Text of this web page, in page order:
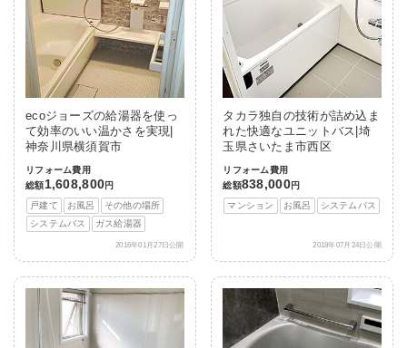
ecoジョーズの給湯器を使っ
て効率のいい温かさを実現|
神奈川県横須賀市
リフォーム費用
総額1,608,800円
戸建て
お風呂
その他の場所
システムバス
ガス給湯器
2016年01月27日公開
タカラ独自の技術が詰め込ま
れた快適なユニットバス|埼
玉県さいたま市西区
リフォーム費用
総額838,000円
マンション
お風呂 システムバス
2018年07月24日公開